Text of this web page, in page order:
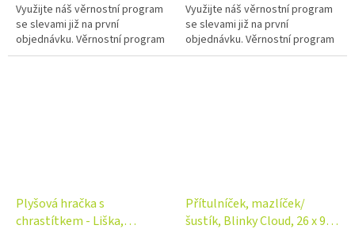
Využijte náš věrnostní program
se slevami již na první
objednávku. Věrnostní program
Využijte náš věrnostní program
se slevami již na první
objednávku. Věrnostní program
Plyšová hračka s
chrastítkem - Liška,
Přítulníček, mazlíček/
šustík, Blinky Cloud, 26 x 9